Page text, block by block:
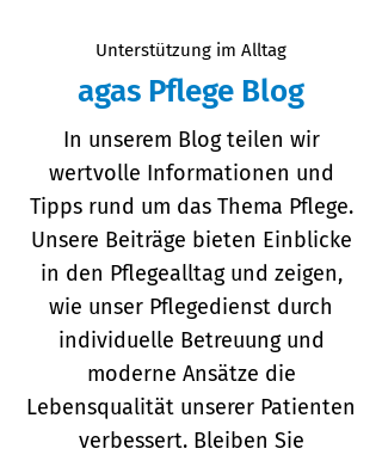
Unterstützung im Alltag
agas Pflege Blog
In unserem Blog teilen wir
wertvolle Informationen und
Tipps rund um das Thema Pflege.
Unsere Beiträge bieten Einblicke
in den Pflegealltag und zeigen,
wie unser Pflegedienst durch
individuelle Betreuung und
moderne Ansätze die
Lebensqualität unserer Patienten
verbessert. Bleiben Sie